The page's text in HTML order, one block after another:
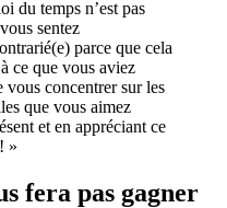
du temps n’est pas
sentez
parce que cela
ce que vous aviez
vous concentrer sur les
que vous aimez
et en appréciant ce
»
fera pas gagner